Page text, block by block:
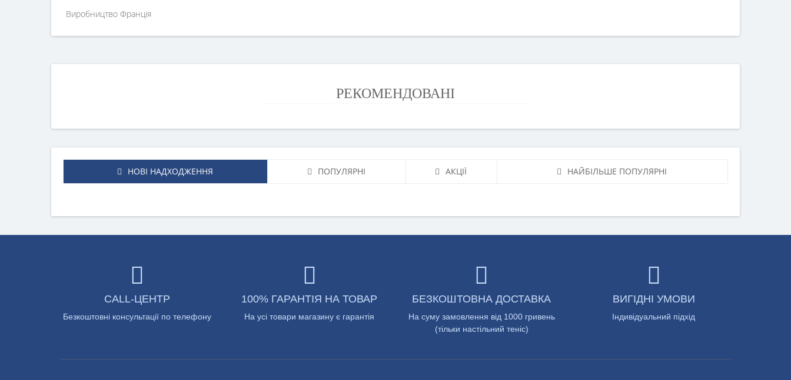
Виробництво Франція
РЕКОМЕНДОВАНІ
НОВІ НАДХОДЖЕННЯ ПОПУЛЯРНІ АКЦІЇ НАЙБІЛЬШЕ ПОПУЛЯРНІ
CALL-ЦЕНТР
Безкоштовні консультації по телефону
100% ГАРАНТІЯ НА ТОВАР
На усі товари магазину є гарантія
БЕЗКОШТОВНА ДОСТАВКА
На суму замовлення від 1000 гривень
(тільки настільний теніс)
ВИГІДНІ УМОВИ
Індивідуальний підхід